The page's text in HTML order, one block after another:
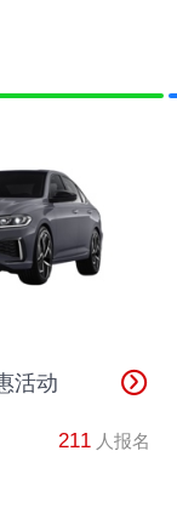
182*****1022
138*****0104
活动
211 人报名